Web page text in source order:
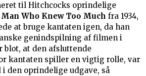
til Hitchcocks oprindelige
Who Knew Too Much fra 1934,
at bruge kantaten igen, da han
genindspilning af filmen i
blot, at den afsluttende
kantaten spiller en vigtig rolle, var
den oprindelige udgave, så